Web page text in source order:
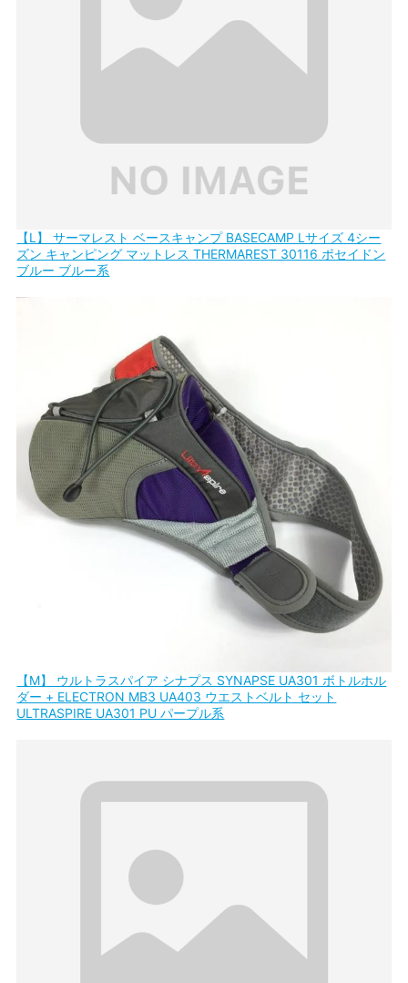
【L】 サーマレスト ベースキャンプ BASECAMP Lサイズ 4シー
ズン キャンピング マットレス THERMAREST 30116 ポセイドン
ブルー ブルー系
【M】 ウルトラスパイア シナプス SYNAPSE UA301 ボトルホル
ダー + ELECTRON MB3 UA403 ウエストベルト セット
ULTRASPIRE UA301 PU パープル系